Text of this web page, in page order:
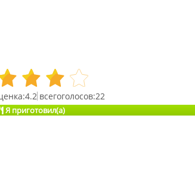
4.2 22
Я приготовил(а)